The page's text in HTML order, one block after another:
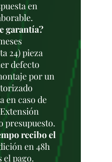
en
garantía?
24) pieza
defecto
por un
en caso de
presupuesto.
recibo el
en 48h
el pago.